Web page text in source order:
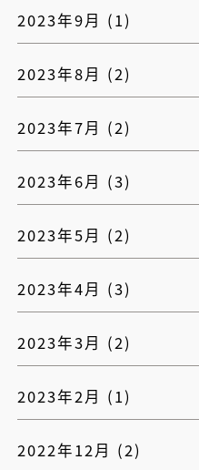
2023年9月 (1)
2023年8月 (2)
2023年7月 (2)
2023年6月 (3)
2023年5月 (2)
2023年4月 (3)
2023年3月 (2)
2023年2月 (1)
2022年12月 (2)